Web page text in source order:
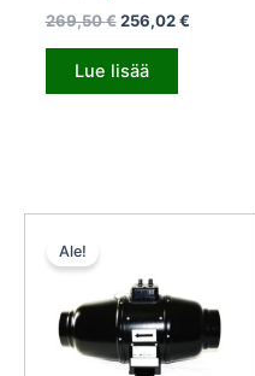
269,50€ 256,02€
Lue lisää
Ale!
275,50 €.